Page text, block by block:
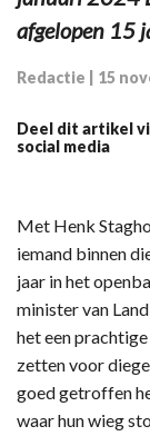
afgelopen 15
Redactie 15
Deel dit artikel
social media
Met Henk
iemand binnen
jaar in het
minister van
het een
zetten voor
goed getroffen
waar hun wieg